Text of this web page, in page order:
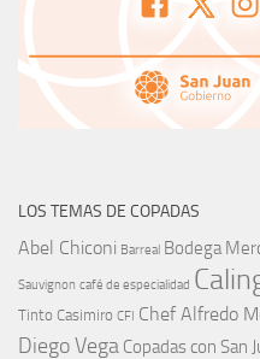
LOS TEMAS DE COPADAS
Abel Chiconi Barreal Bodega
Sauvignon café de especialidad
Tinto Casimiro CFI Chef Alfredo
Diego Vega Copadas con San